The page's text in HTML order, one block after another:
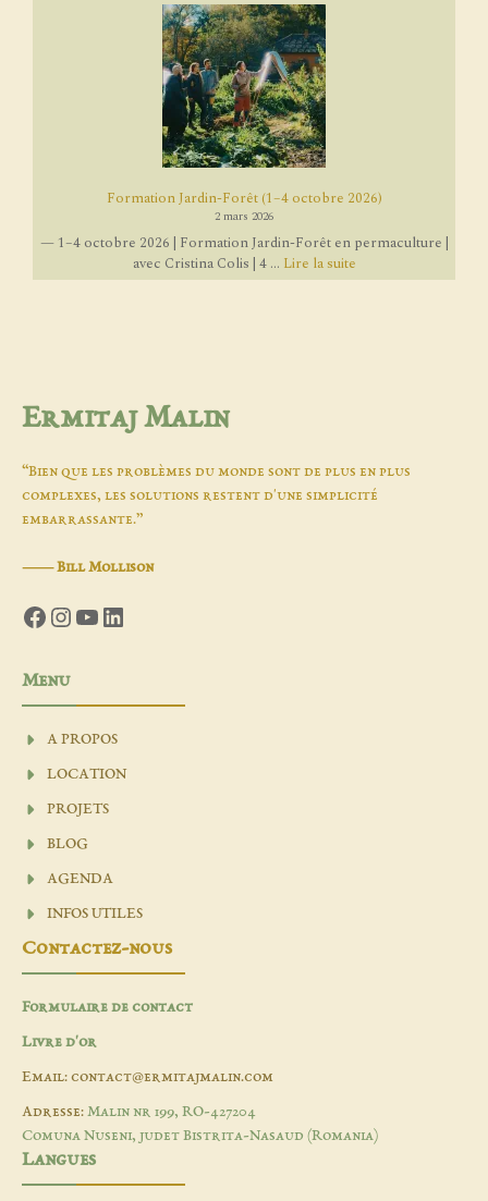
Formation Jardin-Forêt (1–4 octobre 2026)
2 mars 2026
— 1–4 octobre 2026 | Formation Jardin-Forêt en permaculture |
avec Cristina Colis | 4 ... Lire la suite
Ermitaj Malin
“Bien que les problèmes du monde sont de plus en plus
complexes, les solutions restent d'une simplicité
embarrassante.”
―Bill Mollison
Facebook
Instagram
YouTube
LinkedIn
Menu
A PROPOS
LOCATION
PROJETS
BLOG
AGENDA
INFOS UTILES
Contactez-nous
Formulaire de contact
Livre d'or
Email: contact@ermitajmalin.com
Adresse: Malin nr 199, RO-427204
Comuna Nuseni, judet Bistrita-Nasaud (Romania)
Langues